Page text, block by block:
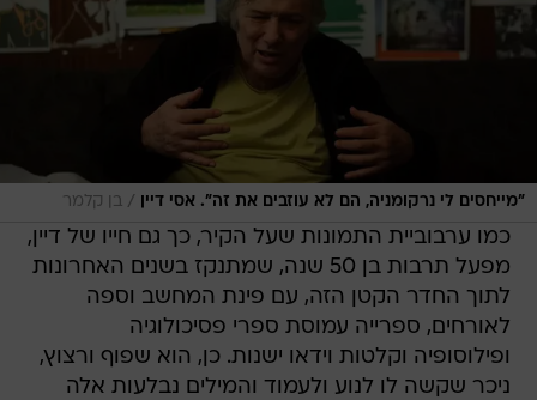
"מייחסים לי נרקומניה, הם לא עוזבים את זה". אסי דיין / בן קלמר
כמו ערבוביית התמונות שעל הקיר, כך גם חייו של דיין,
מפעל תרבות בן 50 שנה, שמתנקז בשנים האחרונות
לתוך החדר הקטן הזה, עם פינת המחשב וספה
לאורחים, ספרייה עמוסת ספרי פסיכולוגיה
ופילוסופיה וקלטות וידאו ישנות. כן, הוא שפוף ורצוץ,
ניכר שקשה לו לנוע ולעמוד והמילים נבלעות אלה